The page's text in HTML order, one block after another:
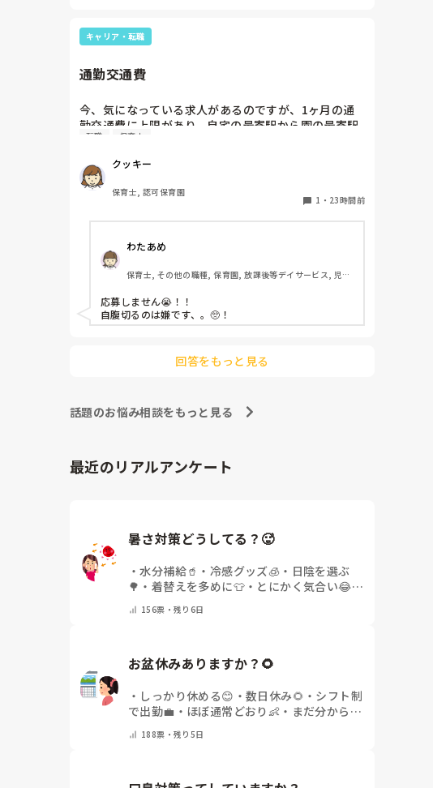
お部屋では、ビニールシートを敷いて、片栗粉粘土、寒
天や春雨遊び、氷遊び、など間食遊びをたくさん行って
ホールに行っているクラスにお邪魔するのも良いかなと
す！
キャリア・転職
通勤交通費
今、気になっている求人があるのですが、1ヶ月の通
勤交通費に上限があり、自宅の最寄駅から園の最寄駅
までの通勤定期代が5,000円ほどオーバーします
私としてはなかなか大きい金額なので、この時点で応
募を迷っているのですが、皆さんならどうしますか？
転職 保育士
クッキー
保育士, 認可保育園
1 ・ 23時間前
わたあめ
保育士, その他の職種, 保育園, 放課後等デイサービス, 児童
応募しません😭！！
自腹切るのは嫌です、。🥺！
回答をもっと見る
話題のお悩み相談をもっと見る
最近のリアルアンケート
暑さ対策どうしてる？🥵
・水分補給🥤 ・ 冷感グッズ🧊 ・ 日陰を選ぶ
🌳 ・ 着替えを多めに👕・ とにかく気合い😂・
156票・残り6日
お盆休みありますか？🌻
・ しっかり休める😊 ・ 数日休み🌻 ・ シフト制
で出勤💼 ・ ほぼ通常どおり👶 ・ まだ分からな
188票・残り5日